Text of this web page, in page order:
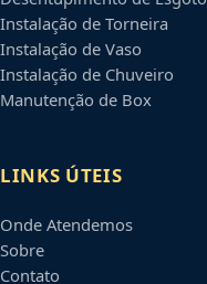
Instalação de Torneira
Instalação de Vaso
Instalação de Chuveiro
Manutenção de Box
LINKS ÚTEIS
Onde Atendemos
Sobre
Contato